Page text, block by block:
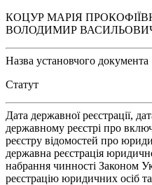
КОЦУР МАРІЯ
ВОЛОДИМИР ВАСИЛЬОВИЧ -
Назва установчого документа
Статут
Дата державної реєстрації,
державному реєстрі про
реєстру відомостей про
державна реєстрація
набрання чинності Законом
реєстрацію юридичних осіб